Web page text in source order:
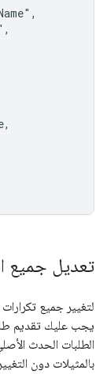
تعديل جميع
لتغيير جميع
يجب عليك تقديم
الطلبات الحدث
بالمثيلات دون